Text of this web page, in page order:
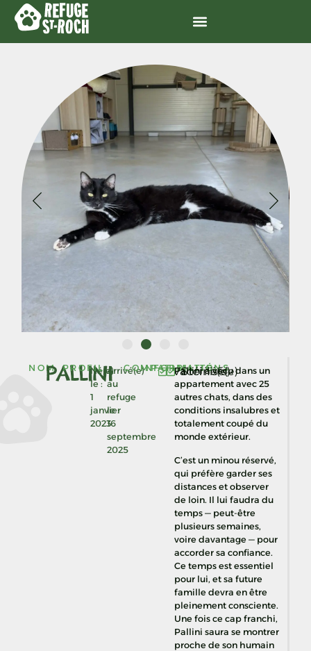
NOMPALLINI
PROFIL
Né(e)
le :
1
janvier
2023
Arrivé(e)
au
refuge
le :
16
septembre
2025
COMPATIBILITÉ
INFORMATIONS
Vacciné(e)
Stérilisé(e)
Pallini a vécu dans un
appartement avec 25
autres chats, dans des
conditions insalubres et
totalement coupé du
monde extérieur.
C’est un minou réservé,
qui préfère garder ses
distances et observer
de loin. Il lui faudra du
temps — peut-être
plusieurs semaines,
voire davantage — pour
accorder sa confiance.
Ce temps est essentiel
pour lui, et sa future
famille devra en être
pleinement consciente.
Une fois ce cap franchi,
Pallini saura se montrer
proche de son humain